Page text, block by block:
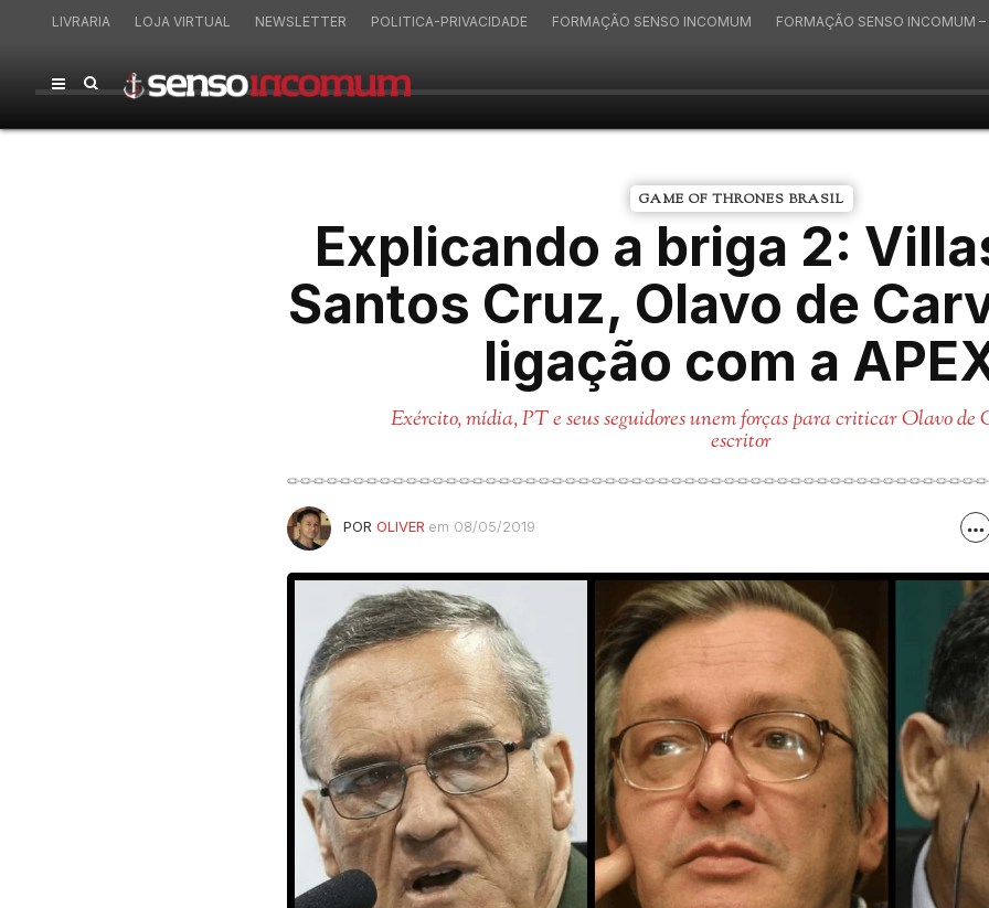
LIVRARIA LOJA VIRTUAL NEWSLETTER POLITICA-PRIVACIDADE FORMAÇÃO SENSO INCOMUM FORMAÇÃO SENSO INCOMUM –
GAME OF THRONES BRASIL
Explicando a briga 2:
Santos Cruz, Olavo de
ligação com a
Exército, mídia, PT e seus seguidores unem forças para criticar Olavo de
escritor
POROLIVER em 08/05/2019